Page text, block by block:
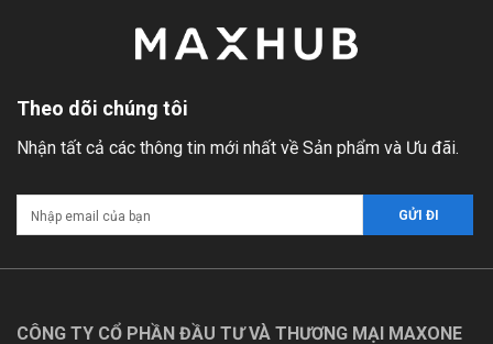
Theo dõi chúng tôi
Nhận tất cả các thông tin mới nhất về Sản phẩm và Ưu đãi.
CÔNG TY CỔ PHẦN ĐẦU TƯ VÀ THƯƠNG MẠI MAXONE